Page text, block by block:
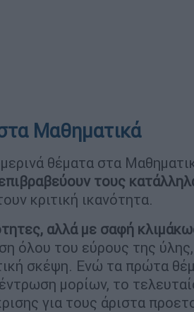
Μαθηματικά
θέματα στα
τους
κριτική ικανότητα.
αλλά με σαφή
όλου του εύρους της
σκέψη. Ενώ τα πρώτα
μορίων, το
για τους άριστα